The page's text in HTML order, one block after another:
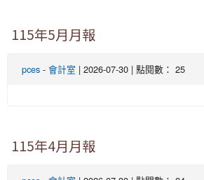
115年5月月報
pces - 會計室 | 2026-07-30 | 點閱數： 25
115年4月月報